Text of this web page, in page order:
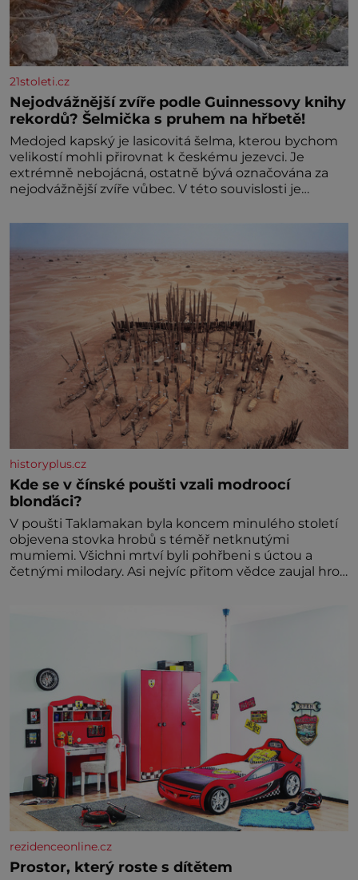
21stoleti.cz
Nejodvážnější zvíře podle Guinnessovy knihy
rekordů? Šelmička s pruhem na hřbetě!
Medojed kapský je lasicovitá šelma, kterou bychom
velikostí mohli přirovnat k českému jezevci. Je
extrémně nebojácná, ostatně bývá označována za
nejodvážnější zvíře vůbec. V této souvislosti je
historyplus.cz
Kde se v čínské poušti vzali modroocí
blonďáci?
V poušti Taklamakan byla koncem minulého století
objevena stovka hrobů s téměř netknutými
mumiemi. Všichni mrtví byli pohřbeni s úctou a
četnými milodary. Asi nejvíc přitom vědce zaujal hrob
dávných lidí nesmírně dobře zachovalá, přičítají
odborníci zdejším klimatickým podmínkám. Sucho,
rezidenceonline.cz
Prostor, který roste s dítětem